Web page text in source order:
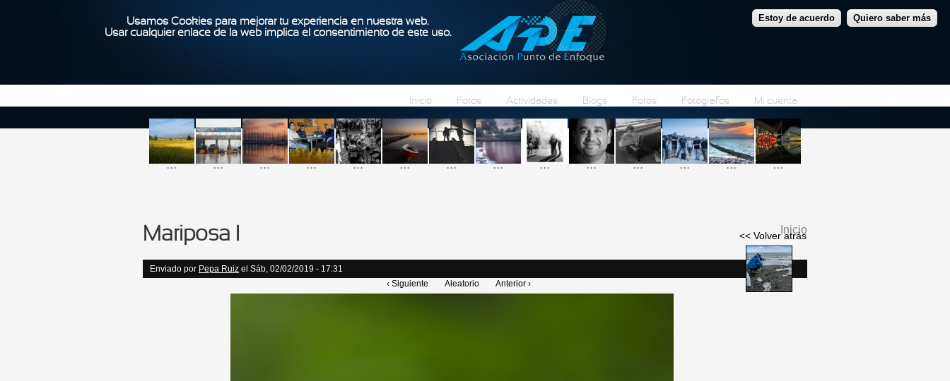
Usamos Cookies para mejorar tu experiencia en nuestra web.
Usar cualquier enlace de la web implica el consentimiento de este uso.
Estoy de acuerdo Quiero saber más
Pasar al contenido principal
Inicio Fotos Actividades Blogs Foros Fotógrafos Mi cuenta
... ... ... ... ... ... ... ... ... ... ... ... ... ...
Se encuentra usted
aquí
Inicio
Mariposa I << Volver atrás
Enviado por Pepa Ruiz el Sáb, 02/02/2019 - 17:31
‹ Siguiente
Aleatorio Anterior ›